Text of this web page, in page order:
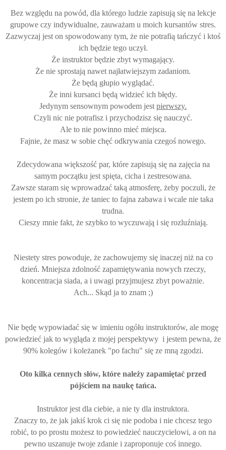
Bez względu na powód, dla którego ludzie zapisują się na lekcje
grupowe czy indywidualne, zauważam u moich kursantów stres.
Zazwyczaj jest on spowodowany tym, że nie potrafią tańczyć i ktoś
ich będzie tego uczył.
Że instruktor będzie zbyt wymagający.
Że nie sprostają nawet najłatwiejszym zadaniom.
Że będą głupio wyglądać.
Że inni kursanci będą widzieć ich błędy.
Jedynym sensownym powodem jest pierwszy.
Czyli nic nie potrafisz i przychodzisz się nauczyć.
Ale to nie powinno mieć miejsca.
Fajnie, że masz w sobie chęć odkrywania czegoś nowego.
Zdecydowana większość par, które zapisują się na zajęcia na
samym początku jest spięta, cicha i zestresowana.
Zawsze staram się wprowadzać taką atmosferę, żeby poczuli, że
jestem po ich stronie, że taniec to fajna zabawa i wcale nie taka
trudna.
Cieszy mnie fakt, że szybko to wyczuwają i się rozluźniają.
Niestety stres powoduje, że zachowujemy się inaczej niż na co
dzień. Mniejsza zdolność zapamiętywania nowych rzeczy,
koncentracja siada, a i uwagi przyjmujesz zbyt poważnie.
Ach... Skąd ja to znam ;)
Nie będę wypowiadać się w imieniu ogółu instruktorów, ale mogę
powiedzieć jak to wygląda z mojej perspektywy i jestem pewna, że
90% kolegów i koleżanek "po fachu" się ze mną zgodzi.
Oto kilka cennych słów, które należy zapamiętać przed
pójściem na naukę tańca.
Instruktor jest dla ciebie, a nie ty dla instruktora.
Znaczy to, że jak jakiś krok ci się nie podoba i nie chcesz tego
robić, to po prostu możesz to powiedzieć nauczycielowi, a on na
pewno uszanuje twoje zdanie i zaproponuje coś innego.